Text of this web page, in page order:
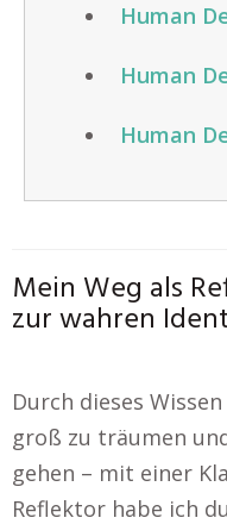
Human
Human
Human
Mein Weg als
zur wahren
Durch dieses
groß zu träumen
gehen – mit einer
Reflektor habe ich